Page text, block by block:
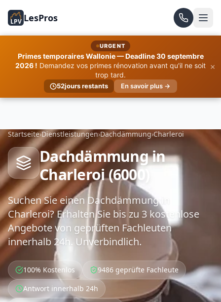
LPV LesPros
URGENT
Primes temporaires Wallonie — Deadline 30 septembre
2026 ! Demandez vos primes rénovation avant qu'il ne soit
trop tard.
52jours restants En savoir plus →
×
Startseite›Dienstleistungen›Dachdämmung›Charleroi
Dachdämmung in
Charleroi (6000)
Suchen Sie einen Dachdämmung in
Charleroi? Erhalten Sie bis zu 3 kostenlose
Angebote von geprüften Fachleuten
innerhalb 24h. Unverbindlich.
100% Kostenlos
9486 geprüfte Fachleute
Antwort innerhalb 24h